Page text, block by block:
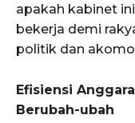
apakah kabinet
bekerja demi
politik dan
Efisiensi
Berubah-ubah